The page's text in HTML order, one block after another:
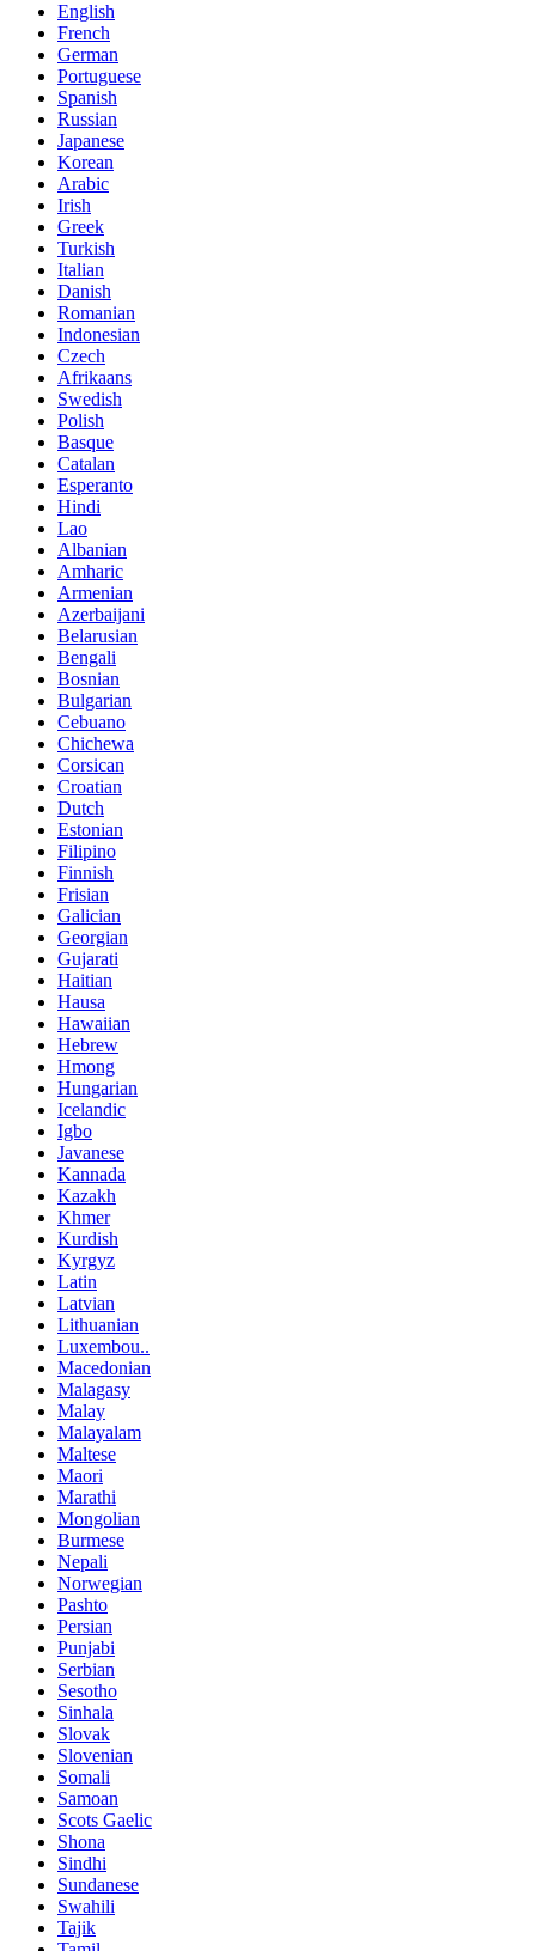
English
French
German
Portuguese
Spanish
Russian
Japanese
Korean
Arabic
Irish
Greek
Turkish
Italian
Danish
Romanian
Indonesian
Czech
Afrikaans
Swedish
Polish
Basque
Catalan
Esperanto
Hindi
Lao
Albanian
Amharic
Armenian
Azerbaijani
Belarusian
Bengali
Bosnian
Bulgarian
Cebuano
Chichewa
Corsican
Croatian
Dutch
Estonian
Filipino
Finnish
Frisian
Galician
Georgian
Gujarati
Haitian
Hausa
Hawaiian
Hebrew
Hmong
Hungarian
Icelandic
Igbo
Javanese
Kannada
Kazakh
Khmer
Kurdish
Kyrgyz
Latin
Latvian
Lithuanian
Luxembou..
Macedonian
Malagasy
Malay
Malayalam
Maltese
Maori
Marathi
Mongolian
Burmese
Nepali
Norwegian
Pashto
Persian
Punjabi
Serbian
Sesotho
Sinhala
Slovak
Slovenian
Somali
Samoan
Scots Gaelic
Shona
Sindhi
Sundanese
Swahili
Tajik